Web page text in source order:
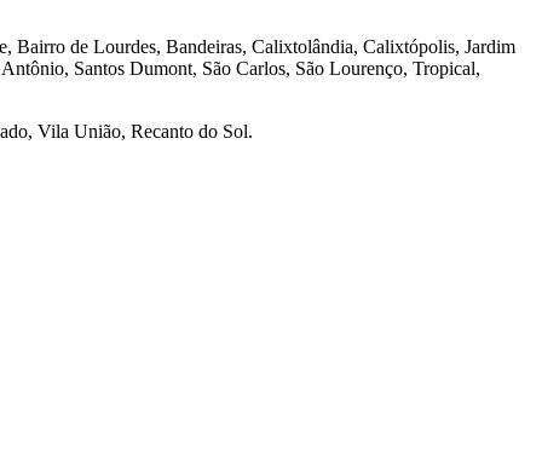
Bairro de Lourdes, Bandeiras, Calixtolândia, Calixtópolis, Jardim
Santos Dumont, São Carlos, São Lourenço, Tropical,
Vila União, Recanto do Sol.